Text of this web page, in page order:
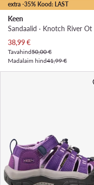
extra -35% Kood: LAST
Keen
Praegune hind
38,99€
Tavahind50,00 €
Madalaim hind41,99 €